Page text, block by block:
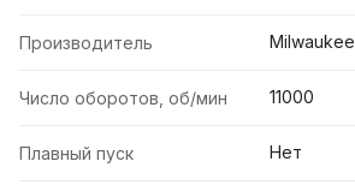
Производитель Milwaukee
Число оборотов, об/мин 11000
Плавный пуск Нет